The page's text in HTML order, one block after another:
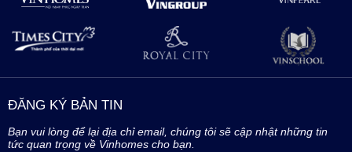
ĐĂNG KÝ BẢN TIN
Bạn vui lòng để lại địa chỉ email, chúng tôi sẽ cập nhật những tin
tức quan trọng về Vinhomes cho bạn.